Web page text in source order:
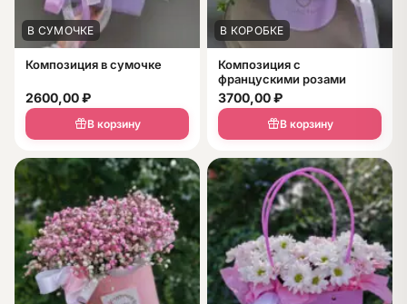
В СУМОЧКЕ
Композиция в сумочке
2600,00₽
В корзину
В КОРОБКЕ
Композиция с
францускими розами
3700,00₽
В корзину